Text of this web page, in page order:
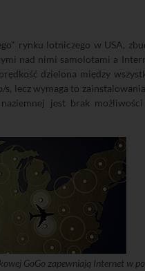
rynku lotniczego w USA,
nad nimi samolotami a
dzielona między
lecz wymaga to
jest brak
GoGo zapewniają Internet w